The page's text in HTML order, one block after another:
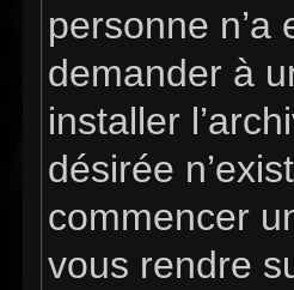
personne
demander à
installer
désirée
commencer
vous rendre